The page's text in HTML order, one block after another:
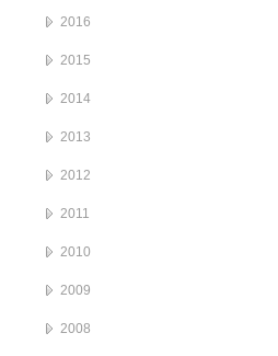
2016
2015
2014
2013
2012
2011
2010
2009
2008